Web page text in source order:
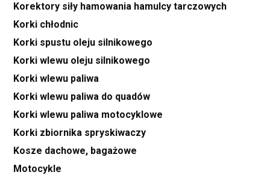
Korektory siły hamowania hamulcy tarczowych
Korki chłodnic
Korki spustu oleju silnikowego
Korki wlewu oleju silnikowego
Korki wlewu paliwa
Korki wlewu paliwa do quadów
Korki wlewu paliwa motocyklowe
Korki zbiornika spryskiwaczy
Kosze dachowe, bagażowe
Motocykle